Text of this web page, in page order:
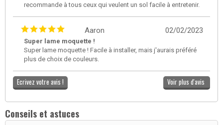
recommande à tous ceux qui veulent un sol facile à entretenir.
02/02/2023
Aaron
Super lame moquette !
Super lame moquette ! Facile à installer, mais j'aurais préféré
plus de choix de couleurs.
Ecrivez votre avis ! Voir plus d'avis
Conseils et astuces